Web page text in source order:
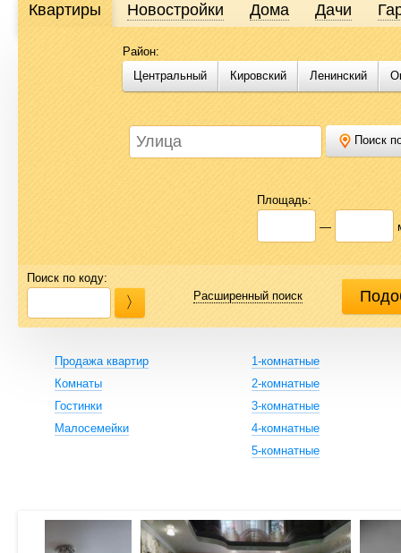
Продажа и аренда недвижимости в Омске
Likado.ru – сайт актуальных и достоверных объявлений по
или купить квартиру, найти землю под строительство,
Likado.ru, чтобы сэкономить время и силы в поисках нужного
Квартиры Новостройки Дома Дачи
Район:
Центральный
Кировский Ленинский
Поиск
Площадь:
—
Поиск по коду:
Расширенный поиск
Продажа квартир
Комнаты
Гостинки
Малосемейки
1-комнатные
2-комнатные
3-комнатные
4-комнатные
5-комнатные